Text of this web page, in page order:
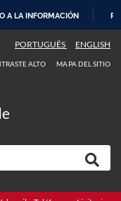
A LA INFORMACIÓN
PORTUGUÊS ENGLISH
ALTO MAPA DEL SITIO